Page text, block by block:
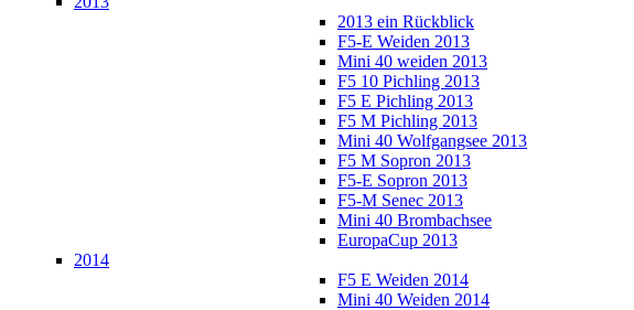
2013 ein Rückblick
F5-E Weiden 2013
Mini 40 weiden 2013
F5 10 Pichling 2013
F5 E Pichling 2013
F5 M Pichling 2013
Mini 40 Wolfgangsee 2013
F5 M Sopron 2013
F5-E Sopron 2013
F5-M Senec 2013
Mini 40 Brombachsee
EuropaCup 2013
2014
F5 E Weiden 2014
Mini 40 Weiden 2014